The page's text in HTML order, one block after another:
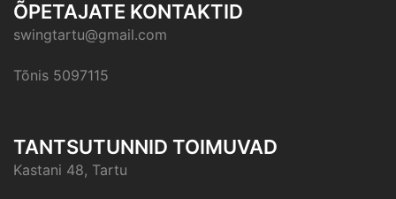
ÕPETAJATE KONTAKTID
swingtartu@gmail.com
Tõnis 5097115
TANTSUTUNNID TOIMUVAD
Kastani 48, Tartu